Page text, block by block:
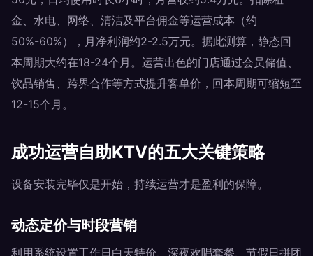
金、水电、网络、清洁及平台佣金等运营成本（约
50%-60%），月净利润约2-2.5万元。据此测算，静态回
本周期大约在18-24个月。运营出色的门店通过会员储值、
饮品销售、跨界合作等方式提升客单价，回本周期可缩短至
12-15个月。
成功运营自助KTV的五大关键策略
设备安装完毕仅是开始，持续运营才是盈利的保障。
动态定价与时段营销
利用系统设置工作日白天特价、深夜欢唱套餐、节假日拼团